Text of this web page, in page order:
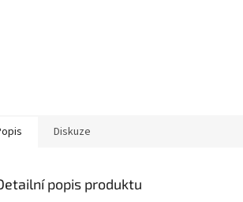
Diskuze
popis produktu